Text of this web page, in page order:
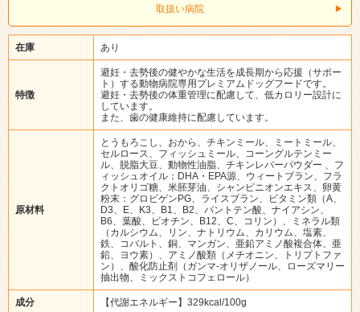
取扱い病院
在庫 あり
特徴
避妊・去勢後の健やかな生活を成長期から応援（サポー
ト）する動物病院専用プレミアムドッグフードです。
避妊・去勢後の体重管理に配慮して、低カロリー設計に
しています。
また、歯の健康維持に配慮しています。
原材料
とうもろこし、おから、チキンミール、ミートミール、
セルロース、フィッシュミール、コーングルテンミー
ル、脱脂大豆、動物性油脂、チキンレバーパウダー 、フ
ィッシュオイル：DHA・EPA源、ウィートブラン、フラ
クトオリゴ糖、米胚芽油、シャンピニオンエキス、卵黄
粉末：グロビゲンPG、ライスブラン、ビタミン類（A、
D3、E、K3、B1、B2、パントテン酸、ナイアシン、
B6、葉酸、ビオチン、B12、C、コリン）、ミネラル類
（カルシウム、リン、ナトリウム、カリウム、塩素、
鉄、コバルト、銅、マンガン、亜鉛アミノ酸複合体、亜
鉛、ヨウ素）、アミノ酸類（メチオニン、トリプトファ
ン）、酸化防止剤（ガンマ-オリザノール、ローズマリー
抽出物、ミックストコフェロール）
成分 【代謝エネルギー】329kcal/100g